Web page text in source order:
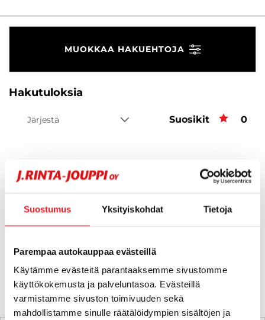
Suostumus Yksityiskohdat Tietoja
Parempaa autokauppaa evästeillä
Käytämme evästeitä parantaaksemme sivustomme
käyttökokemusta ja palveluntasoa. Evästeillä
varmistamme sivuston toimivuuden sekä
mahdollistamme sinulle räätälöidympien sisältöjen ja
MUOKKAA HAKUEHTOJA
Hakutuloksia
Järjestä Suosikit 0
Hups, ei tuloksia!
Ei huolta, tässä valikoimassamme olevat lähimmät
KATSO VASTAAVANLAISET AUTOT